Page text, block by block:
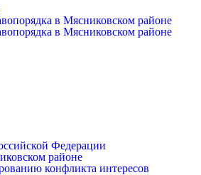
в Мясниковском районе
в Мясниковском районе
Федерации
районе
конфликта интересов